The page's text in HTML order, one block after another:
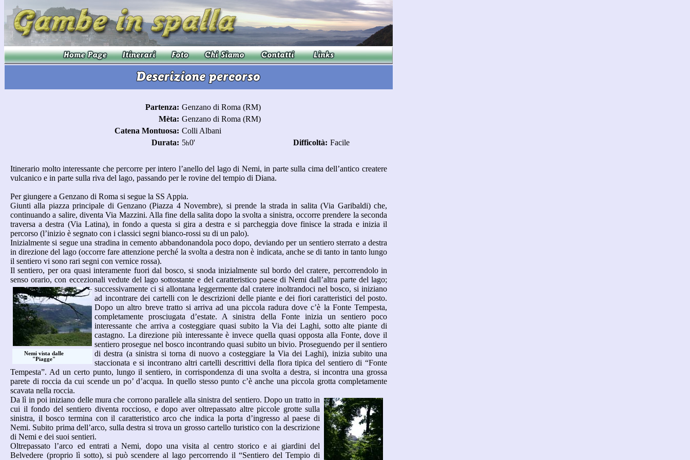
Partenza: Genzano di Roma (RM)
Mèta: Genzano di Roma (RM)
Catena Montuosa: Colli Albani
Durata: 5h0' Difficoltà: Facile
Itinerario molto interessante che percorre per intero l’anello del lago di Nemi, in parte sulla cima dell’antico createre
vulcanico e in parte sulla riva del lago, passando per le rovine del tempio di Diana.
Per giungere a Genzano di Roma si segue la SS Appia.
Giunti alla piazza principale di Genzano (Piazza 4 Novembre), si prende la strada in salita (Via Garibaldi) che,
continuando a salire, diventa Via Mazzini. Alla fine della salita dopo la svolta a sinistra, occorre prendere la seconda
traversa a destra (Via Latina), in fondo a questa si gira a destra e si parcheggia dove finisce la strada e inizia il
percorso (l’inizio è segnato con i classici segni bianco-rossi su di un palo).
Inizialmente si segue una stradina in cemento abbandonandola poco dopo, deviando per un sentiero sterrato a destra
in direzione del lago (occorre fare attenzione perché la svolta a destra non è indicata, anche se di tanto in tanto lungo
il sentiero vi sono rari segni con vernice rossa).
Il sentiero, per ora quasi interamente fuori dal bosco, si snoda inizialmente sul bordo del cratere, percorrendolo in
senso orario, con eccezionali vedute del lago sottostante e del caratteristico paese di Nemi dall’altra parte del lago
Nemi vista dalle
"Piagge"
;
successivamente ci si allontana leggermente dal cratere inoltrandoci nel bosco, si iniziano
ad incontrare dei cartelli con le descrizioni delle piante e dei fiori caratteristici del posto.
Dopo un altro breve tratto si arriva ad una piccola radura dove c’è la Fonte Tempesta,
completamente prosciugata d’estate. A sinistra della Fonte inizia un sentiero poco
interessante che arriva a costeggiare quasi subito la Via dei Laghi, sotto alte piante di
castagno. La direzione più interessante è invece quella quasi opposta alla Fonte, dove il
sentiero prosegue nel bosco incontrando quasi subito un bivio. Proseguendo per il sentiero
di destra (a sinistra si torna di nuovo a costeggiare la Via dei Laghi), inizia subito una
staccionata e si incontrano altri cartelli descrittivi della flora tipica del sentiero di “Fonte
Tempesta”. Ad un certo punto, lungo il sentiero, in corrispondenza di una svolta a destra, si incontra una grossa
parete di roccia da cui scende un po’ d’acqua. In quello stesso punto c’è anche una piccola grotta completamente
scavata nella roccia.
Da lì in poi iniziano delle mura che corrono parallele alla sinistra del sentiero. Dopo un tratto in
cui il fondo del sentiero diventa roccioso, e dopo aver oltrepassato altre piccole grotte sulla
sinistra, il bosco termina con il caratteristico arco che indica la porta d’ingresso al paese di
Nemi. Subito prima dell’arco, sulla destra si trova un grosso cartello turistico con la descrizione
di Nemi e dei suoi sentieri.
Oltrepassato l’arco ed entrati a Nemi, dopo una visita al centro storico e ai giardini del
Belvedere (proprio lì sotto), si può scendere al lago percorrendo il “Sentiero del Tempio di